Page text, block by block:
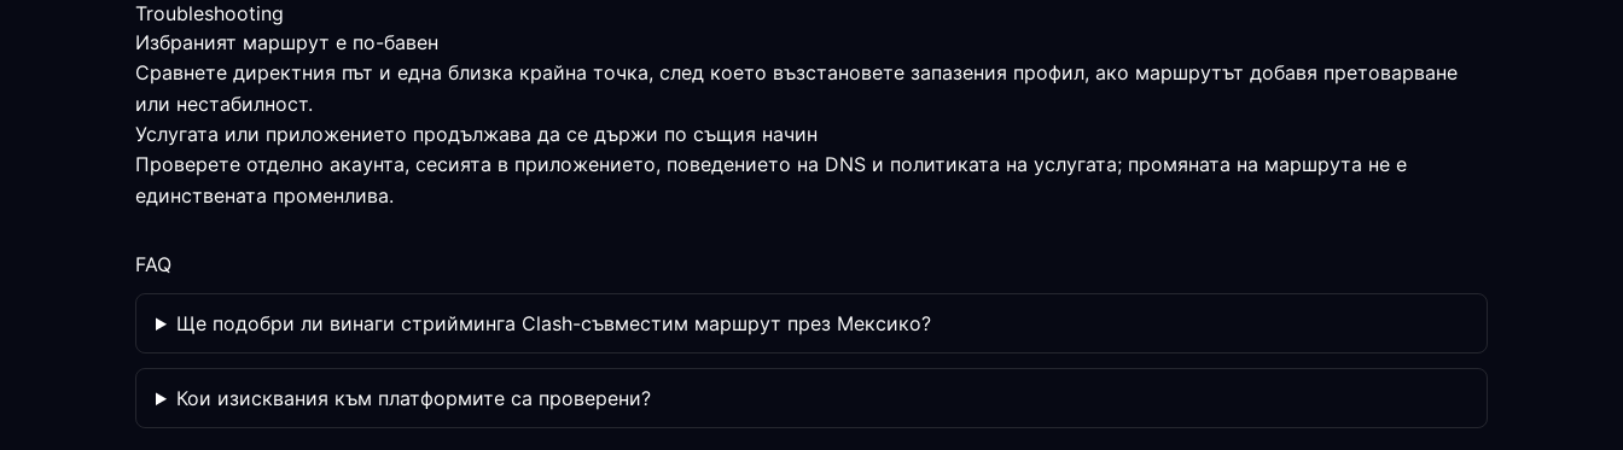
Troubleshooting
Избраният маршрут е по-бавен
Сравнете директния път и една близка крайна точка, след което възстановете запазения профил, ако маршрутът добавя претоварване
или нестабилност.
Услугата или приложението продължава да се държи по същия начин
Проверете отделно акаунта, сесията в приложението, поведението на DNS и политиката на услугата; промяната на маршрута не е
единствената променлива.
FAQ
Ще подобри ли винаги стрийминга Clash-съвместим маршрут през Мексико?
Кои изисквания към платформите са проверени?